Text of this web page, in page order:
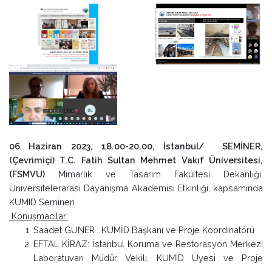
06 Haziran 2023, 18.00-20.00, İstanbul/ SEMİNER,
(Çevrimiçi) T.C. Fatih Sultan Mehmet Vakıf Üniversitesi,
(FSMVU) Mimarlık ve Tasarım Fakültesi Dekanlığı,
Üniversitelerarası Dayanışma Akademisi Etkinliği, kapsamında
KUMID Semineri
Konuşmacılar:
Saadet GÜNER , KUMİD Başkanı ve Proje Koordinatörü
EFTAL KİRAZ: İstanbul Koruma ve Restorasyon Merkezi
Laboratuvarı Müdür Vekili, KUMID Üyesi ve Proje